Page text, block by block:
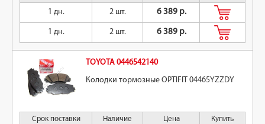
1 дн. 2 шт. 6 389 р.
1 дн. 2 шт. 6 389 р.
TOYOTA 0446542140
Колодки тормозные OPTIFIT 04465YZZDY
Срок поставки Наличие Цена Купить